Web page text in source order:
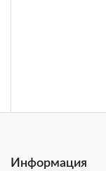
Информация